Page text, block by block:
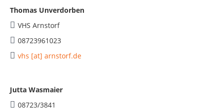
Thomas Unverdorben
VHS Arnstorf
08723961023
vhs [at] arnstorf.de
Jutta Wasmaier
08723/3841